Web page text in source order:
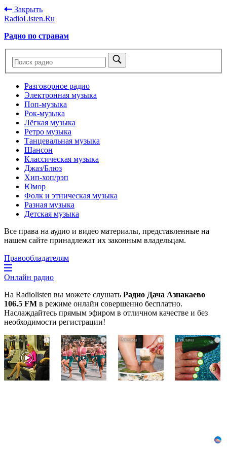
Закрыть
RadioListen.Ru
Радио по странам
Разговорное радио
Электронная музыка
Поп-музыка
Рок-музыка
Лёгкая музыка
Ретро музыка
Танцевальная музыка
Шансон
Классическая музыка
Джаз/Блюз
Хип-хоп/рэп
Юмор
Фолк и этническая музыка
Разная музыка
Детская музыка
Все права на аудио и видео материалы, представленные на
нашем сайте принадлежат их законным владельцам.
Правообладателям
Онлайн радио
На Radiolisten вы можете слушать Радио Дача Азнакаево
106.5 FM в режиме онлайн совершенно бесплатно.
Наслаждайтесь прямым эфиром в отличном качестве и без
необходимости регистрации!
i
Королева
вагона
отожгла!
Видео
i
Ржу
переставая,
это
видео
i
Этот
трюк
уничтожает
грибок
i